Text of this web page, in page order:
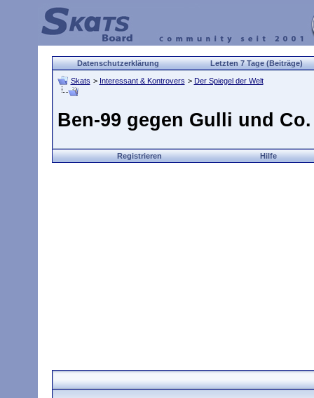
Datenschutzerklärung Letzten 7 Tage (Beiträge)
Skats > Interessant & Kontrovers > Der Spiegel der Welt
Ben-99 gegen Gulli und Co.
Registrieren Hilfe